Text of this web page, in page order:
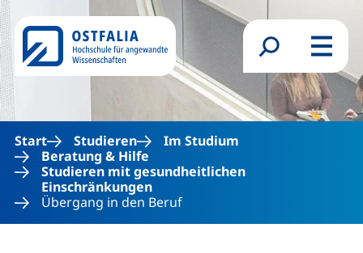
Direkt zum Inhalt
Suchformular
Menü
Start Studieren
Im Studium
Beratung & Hilfe
Studieren mit gesundheitlichen
Einschränkungen
Übergang in den Beruf